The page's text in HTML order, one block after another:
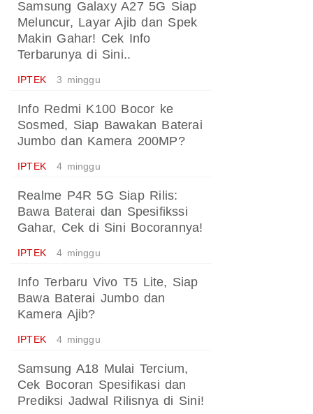
Samsung Galaxy A27 5G Siap
Meluncur, Layar Ajib dan Spek
Makin Gahar! Cek Info
Terbarunya di Sini..
IPTEK 3 minggu
Info Redmi K100 Bocor ke
Sosmed, Siap Bawakan Baterai
Jumbo dan Kamera 200MP?
IPTEK 4 minggu
Realme P4R 5G Siap Rilis:
Bawa Baterai dan Spesifikssi
Gahar, Cek di Sini Bocorannya!
IPTEK 4 minggu
Info Terbaru Vivo T5 Lite, Siap
Bawa Baterai Jumbo dan
Kamera Ajib?
IPTEK 4 minggu
Samsung A18 Mulai Tercium,
Cek Bocoran Spesifikasi dan
Prediksi Jadwal Rilisnya di Sini!